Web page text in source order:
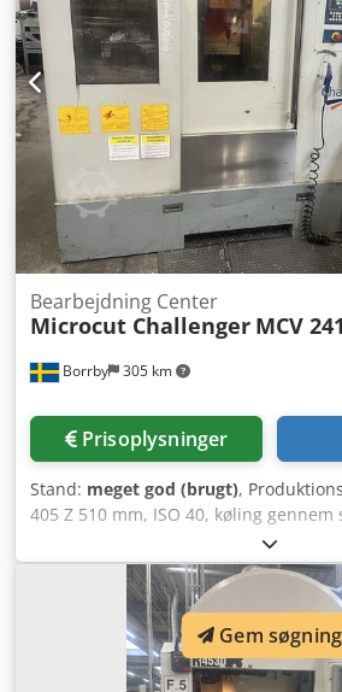
Borrby 305 km
Bearbejdning Center
Microcut Challenger MCV
Prisoplysninger
Stand: meget god (brugt),
405 Z 510 mm, ISO 40, køling gennem
Gem søgning